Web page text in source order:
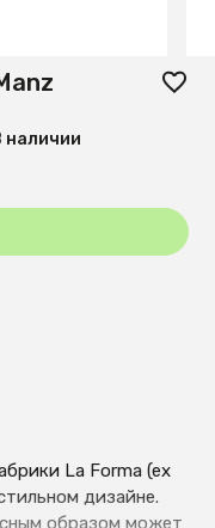
La Forma (ex
дизайне.
образом может
наличии